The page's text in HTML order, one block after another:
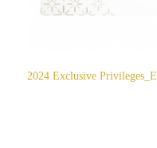
2024 Exclusive